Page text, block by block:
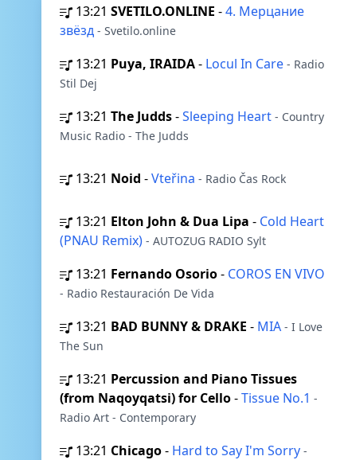
13:21 SVETILO.ONLINE -4. Мерцание
звёзд - Svetilo.online
13:21 Puya, IRAIDA- Locul In Care - Radio
Stil Dej
13:21 The Judds-Sleeping Heart - Country
Music Radio - The Judds
13:21 Noid -Vteřina - Radio Čas Rock
13:21 Elton John & Dua Lipa - Cold Heart
(PNAU Remix) - AUTOZUG RADIO Sylt
13:21 Fernando Osorio- COROS EN VIVO
- Radio Restauración De Vida
13:21 BAD BUNNY & DRAKE - MIA - I Love
The Sun
13:21 Percussion and Piano Tissues
(from Naqoyqatsi) for Cello-Tissue No.1 -
Radio Art - Contemporary
13:21 Chicago- Hard to Say I'm Sorry -